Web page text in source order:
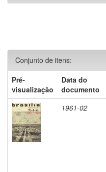
Conjunto de itens:
Pré-
visualização
Data do
documento
1961-02